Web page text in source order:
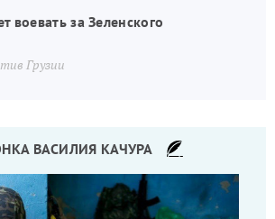
воевать за Зеленского
Грузии
ВАСИЛИЯ КАЧУРА